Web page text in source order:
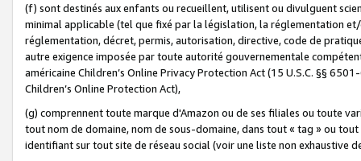
(f) sont destinés aux enfants ou recueillent, utilisent ou divulguent
minimal applicable (tel que fixé par la législation, la réglementation
réglementation, décret, permis, autorisation, directive, code de
autre exigence imposée par toute autorité gouvernementale
américaine Children’s Online Privacy Protection Act (15 U.S.C. §§
Children’s Online Protection Act),
(g) comprennent toute marque d'Amazon ou de ses filiales ou toute
tout nom de domaine, nom de sous-domaine, dans tout « tag » ou
identifiant sur tout site de réseau social (voir une liste non exhaustive